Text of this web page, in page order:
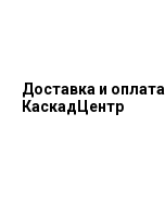
Доставка и оплата
КаскадЦентр